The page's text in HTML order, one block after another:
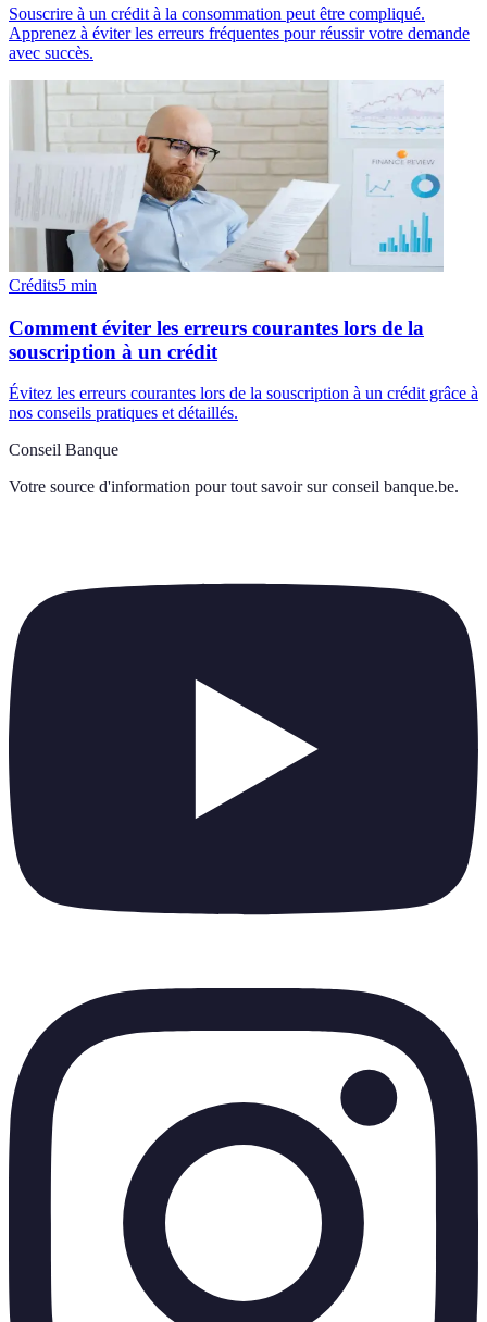
Souscrire à un crédit à la consommation peut être compliqué.
Apprenez à éviter les erreurs fréquentes pour réussir votre demande
avec succès.
Crédits5 min
Comment éviter les erreurs courantes lors de la
souscription à un crédit
Évitez les erreurs courantes lors de la souscription à un crédit grâce à
nos conseils pratiques et détaillés.
Conseil Banque
Votre source d'information pour tout savoir sur conseil banque.be.